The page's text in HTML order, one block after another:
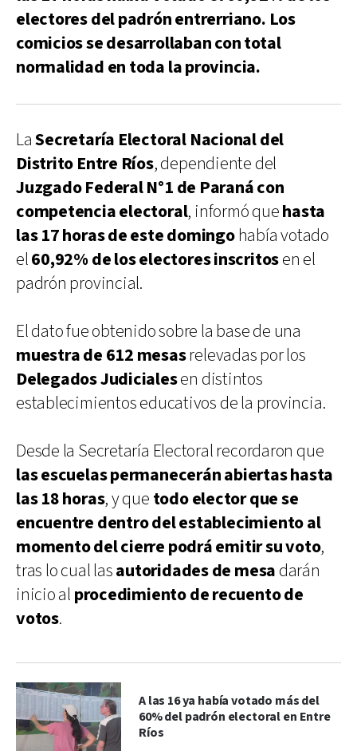
electores del padrón entrerriano. Los
comicios se desarrollaban con total
normalidad en toda la provincia.
LaSecretaría Electoral Nacional del
Distrito Entre Ríos, dependiente del
Juzgado Federal N°1 de Paraná con
competencia electoral, informó quehasta
las 17 horas de este domingohabía votado
el60,92% de los electores inscritosen el
padrón provincial.
El dato fue obtenido sobre la base de una
muestra de 612 mesasrelevadas por los
Delegados Judicialesen distintos
establecimientos educativos de la provincia.
Desde la Secretaría Electoral recordaron que
las escuelas permanecerán abiertas hasta
las 18 horas, y que todo elector que se
encuentre dentro del establecimiento al
momento del cierre podrá emitir su voto,
tras lo cual lasautoridades de mesa darán
inicio al procedimiento de recuento de
votos.
A las 16 ya había votado más del
60% del padrón electoral en Entre
Ríos